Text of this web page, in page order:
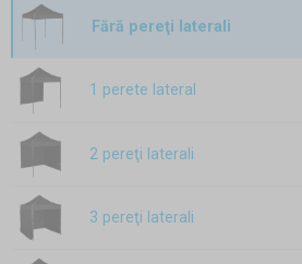
Fără pereţi laterali
1 perete lateral
2 pereţi laterali
3 pereţi laterali